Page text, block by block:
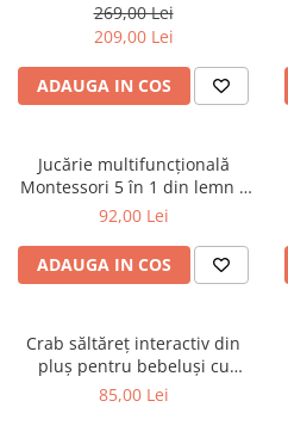
269,00 Lei
209,00 Lei
ADAUGA IN COS
Jucărie multifuncțională
Montessori 5 în 1 din lemn –
xilofon, joc de pescuit,
92,00 Lei
ADAUGA IN COS
Crab săltăreț interactiv din
pluș pentru bebeluși cu
vibrații - 0+ luni
85,00 Lei